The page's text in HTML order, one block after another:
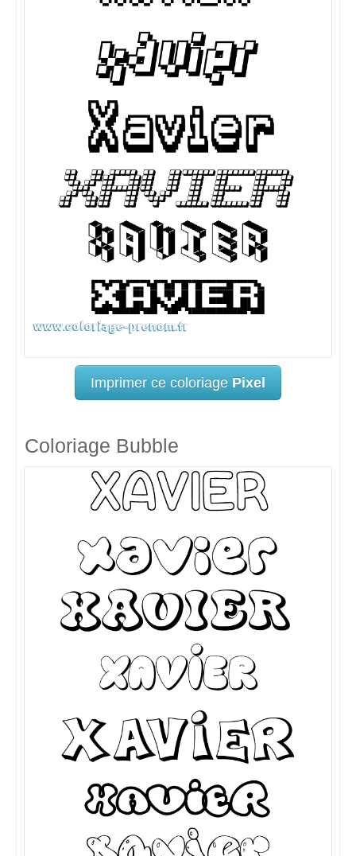
Imprimer ce coloriage Pixel
Coloriage Bubble